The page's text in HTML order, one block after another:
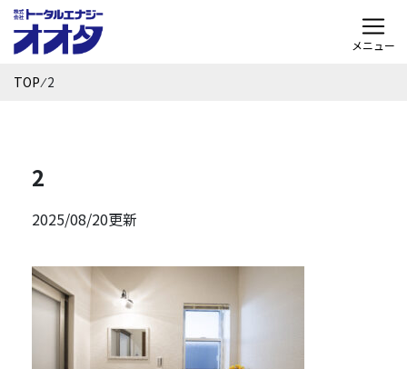
メニュー
TOP⁄2
2
2025/08/20更新